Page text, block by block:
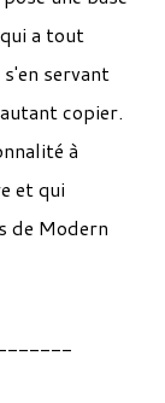
a tout
servant
copier.
à
et qui
de Modern